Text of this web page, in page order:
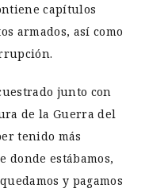
capítulos
armados, así como
junto con
de la Guerra del
tenido más
donde estábamos,
y pagamos